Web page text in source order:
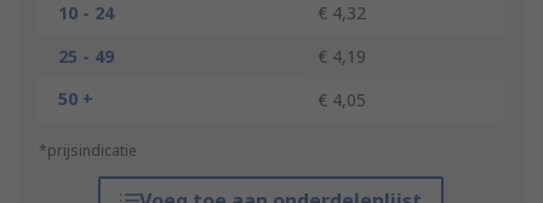
10 - 24
€ 4,32
25 - 49
€ 4,19
50 +
€ 4,05
*prijsindicatie